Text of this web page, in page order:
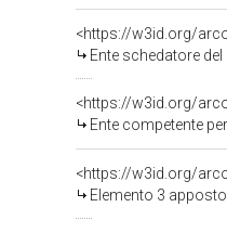
<https://w3id.org/
Ente schedatore del bene 0500673100:
<https://w3id.org/
Ente competente
<https://w3id.org/
Elemento 3